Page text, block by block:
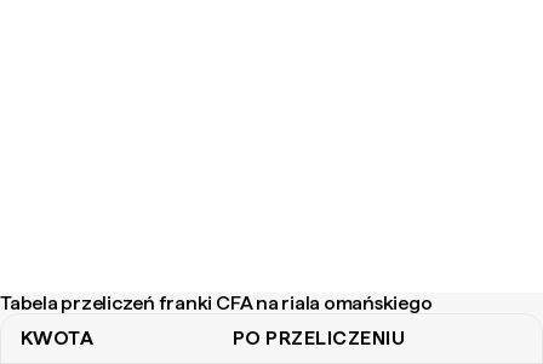
Tabela przeliczeń franki CFA na riala omańskiego
KWOTA PO PRZELICZENIU